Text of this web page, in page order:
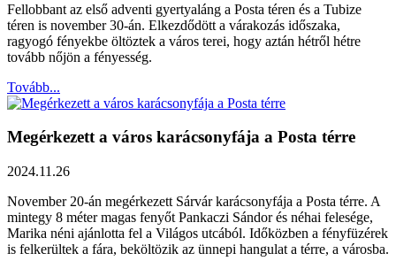
Fellobbant az első adventi gyertyaláng a Posta téren és a Tubize
téren is november 30-án. Elkezdődött a várakozás időszaka,
ragyogó fényekbe öltöztek a város terei, hogy aztán hétről hétre
tovább nőjön a fényesség.
Tovább...
Megérkezett a város karácsonyfája a Posta térre
2024.11.26
November 20-án megérkezett Sárvár karácsonyfája a Posta térre. A
mintegy 8 méter magas fenyőt Pankaczi Sándor és néhai felesége,
Marika néni ajánlotta fel a Világos utcából. Időközben a fényfüzérek
is felkerültek a fára, beköltözik az ünnepi hangulat a térre, a városba.